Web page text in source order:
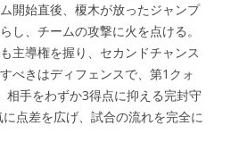
開始直後、榎木が放ったジャンプ
し、チームの攻撃に火を点ける。
主導権を握り、セカンドチャンス
べきはディフェンスで、第1クォ
相手をわずか3得点に抑える完封守
点差を広げ、試合の流れを完全に